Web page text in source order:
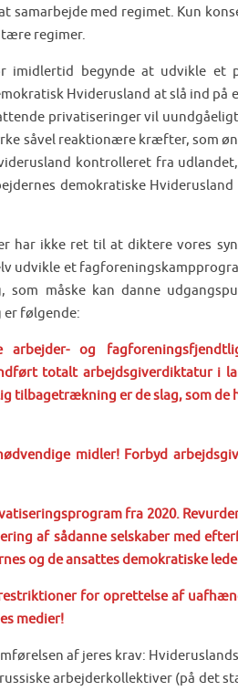
med regimet. Kun
regimer.
imidlertid begynde at udvikle et
Hviderusland at slå ind på
privatiseringer vil
såvel reaktionære kræfter, som
kontrolleret fra
demokratiske
har ikke ret til at diktere vores
udvikle et
måske kan danne
er følgende:
og
totalt arbejdsgiverdiktatur i
er de slag, som de
midler! Forbyd
fra 2020.
af sådanne selskaber med
og de ansattes demokratiske
for oprettelse af
medier!
af jeres krav:
arbejderkollektiver (på det